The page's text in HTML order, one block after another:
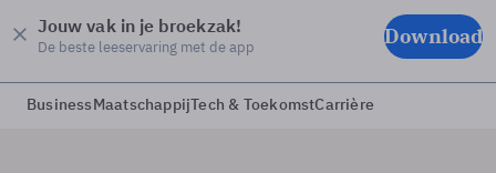
Jouw vak in je broekzak!
De beste leeservaring met de app Download
BusinessMaatschappijTech & ToekomstCarrière